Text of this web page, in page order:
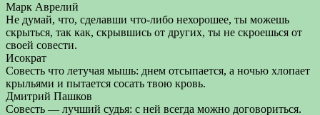
Марк Аврелий
Не думай, что, сделавши что-либо нехорошее, ты можешь
скрыться, так как, скрывшись от других, ты не скроешься от
своей совести.
Исократ
Совесть что летучая мышь: днем отсыпается, а ночью хлопает
крыльями и пытается сосать твою кровь.
Дмитрий Пашков
Совесть — лучший судья: с ней всегда можно договориться.